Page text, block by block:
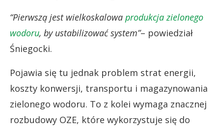
“Pierwszą jest wielkoskalowa produkcja zielonego
wodoru, by ustabilizować system”– powiedział
Śniegocki.
Pojawia się tu jednak problem strat energii,
koszty konwersji, transportu i magazynowania
zielonego wodoru. To z kolei wymaga znacznej
rozbudowy OZE, które wykorzystuje się do